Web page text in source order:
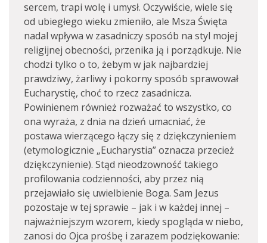
sercem, trapi wolę i umysł. Oczywiście, wiele się
od ubiegłego wieku zmieniło, ale Msza Święta
nadal wpływa w zasadniczy sposób na styl mojej
religijnej obecności, przenika ją i porządkuje. Nie
chodzi tylko o to, żebym w jak najbardziej
prawdziwy, żarliwy i pokorny sposób sprawował
Eucharystię, choć to rzecz zasadnicza.
Powinienem również rozważać to wszystko, co
ona wyraża, z dnia na dzień umacniać, że
postawa wierzącego łączy się z dziękczynieniem
(etymologicznie „Eucharystia” oznacza przecież
dziękczynienie). Stąd nieodzowność takiego
profilowania codzienności, aby przez nią
przejawiało się uwielbienie Boga. Sam Jezus
pozostaje w tej sprawie – jak i w każdej innej –
najważniejszym wzorem, kiedy spogląda w niebo,
zanosi do Ojca prośbę i zarazem podziękowanie: